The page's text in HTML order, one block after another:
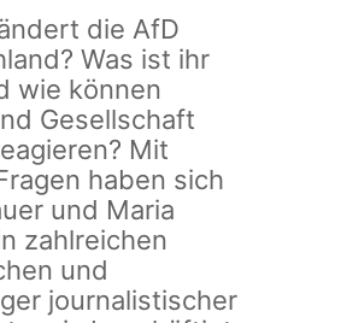
die AfD
Was ist ihr
wie können
Gesellschaft
Mit
haben sich
und Maria
zahlreichen
und
journalistischer